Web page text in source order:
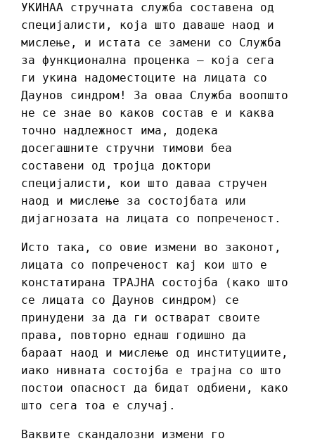
УКИНАА стручната служба составена од
специјалисти, која што даваше наод и
мислење, и истата се замени со Служба
за функционална проценка – која сега
ги укина надоместоците на лицата со
Даунов синдром! За оваа Служба воопшто
не се знае во каков состав е и каква
точно надлежност има, додека
досегашните стручни тимови беа
составени од тројца доктори
специјалисти, кои што даваа стручен
наод и мислење за состојбата или
дијагнозата на лицата со попреченост.
Исто така, со овие измени во законот,
лицата со попреченост кај кои што е
констатирана ТРАЈНА состојба (како што
се лицата со Даунов синдром) се
принудени за да ги остварат своите
права, повторно еднаш годишно да
бараат наод и мислење од институциите,
иако нивната состојба е трајна со што
постои опасност да бидат одбиени, како
што сега тоа е случај.
Ваквите скандалозни измени го